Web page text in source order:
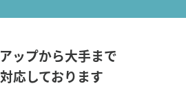
ップから大手まで
応しております